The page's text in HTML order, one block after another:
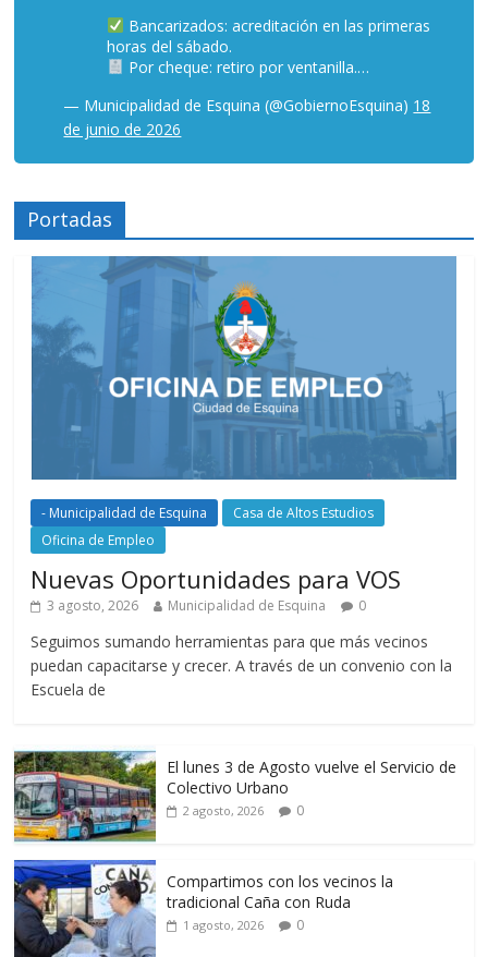
Bancarizados: acreditación en las primeras
horas del sábado.
Por cheque: retiro por ventanilla.…
— Municipalidad de Esquina (@GobiernoEsquina) 18
de junio de 2026
Portadas
- Municipalidad de Esquina
Casa de Altos Estudios
Oficina de Empleo
Nuevas Oportunidades para VOS
3 agosto, 2026 Municipalidad de Esquina 0
Seguimos sumando herramientas para que más vecinos
puedan capacitarse y crecer. A través de un convenio con la
Escuela de
El lunes 3 de Agosto vuelve el Servicio de
Colectivo Urbano
2 agosto, 2026 0
Compartimos con los vecinos la
tradicional Caña con Ruda
1 agosto, 2026 0